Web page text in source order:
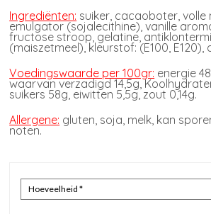
Ingrediënten: suiker, cacaoboter, volle
emulgator (sojalecithine), vanille
fructose stroop, gelatine,
(maiszetmeel), kleurstof: (E100, E120),
Voedingswaarde per 100gr: energie
waarvan verzadigd 14,5g,
suikers 58g, eiwitten 5,5g, zout 0,14g.
Allergene: gluten, soja, melk, kan
noten.